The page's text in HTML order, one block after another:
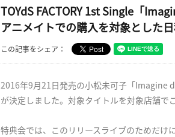
TOYdS FACTORY 1st Single「
アニメイトでの購入を対象とした
この記事をシェア：
2016年9月21日発売の小松未可子「Imagine
が決定しました。対象タイトルを対象店舗で
特典会では、このリリースライブのためだけ